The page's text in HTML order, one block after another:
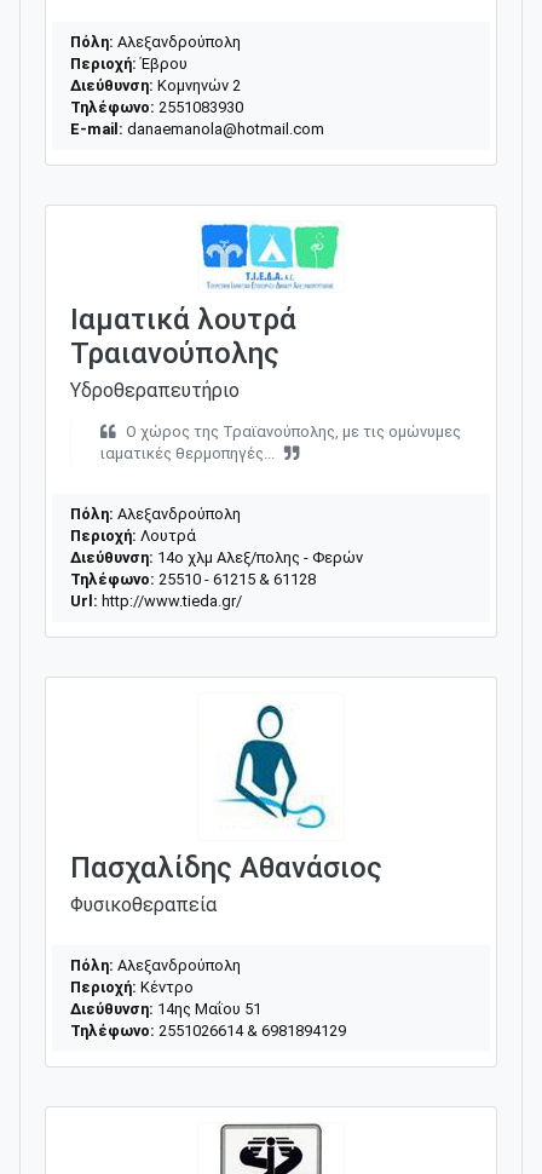
Πόλη: Αλεξανδρούπολη
Περιοχή: Έβρου
Διεύθυνση: Κομνηνών 2
Τηλέφωνο: 2551083930
E-mail: danaemanola@hotmail.com
Ιαματικά λουτρά
Τραιανούπολης
Υδροθεραπευτήριο
Ο χώρος της Τραϊανούπολης, με τις ομώνυμες
ιαματικές θερμοπηγές...
Πόλη: Αλεξανδρούπολη
Περιοχή: Λουτρά
Διεύθυνση: 14ο χλμ Αλεξ/πολης - Φερών
Τηλέφωνο: 25510 - 61215 & 61128
Url: http://www.tieda.gr/
Πασχαλίδης Αθανάσιος
Φυσικοθεραπεία
Πόλη: Αλεξανδρούπολη
Περιοχή: Κέντρο
Διεύθυνση: 14ης Μαΐου 51
Τηλέφωνο: 2551026614 & 6981894129